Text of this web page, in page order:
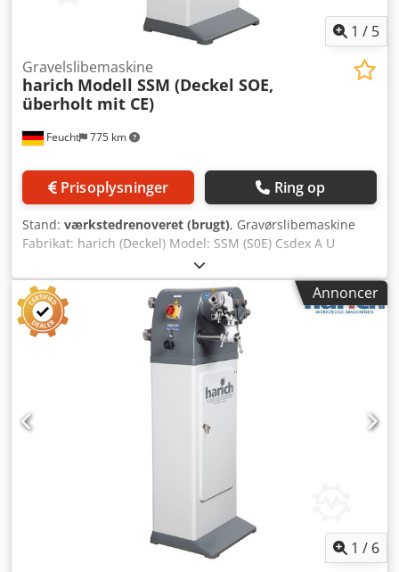
1 / 5
Feucht 775 km
Gravelslibemaskine
harich Modell SSM (Deckel SOE,
überholt mit CE)
Prisoplysninger Ring op
Stand: værkstedrenoveret (brugt), Gravørslibemaskine
Fabrikat: harich (Deckel) Model: SSM (S0E) Csdex A U
Rgopfx Abhjrf Renoveret med CE med garanti Tilbehør: -
Maskinstander - Integreret støvudsugning - Slibeskive med
flange - Aftræksværktøj - Betjeningsvejledning inkl. ny
maskinelektronik ifølge gældende sikkerhedsbestemmelser
inkl. ny koblingsplan inkl. CE-dokumentation inkl. CE-
skiltning inkl. CE-overensstemmelseserklæring
Annoncer
1 / 6